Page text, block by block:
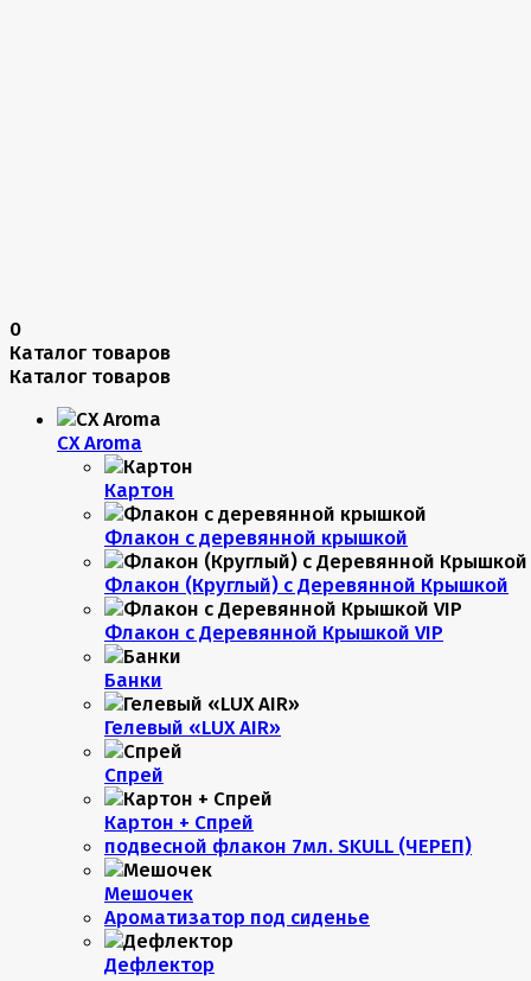
0
Каталог товаров
Каталог товаров
CX Aroma
Картон
Флакон с деревянной крышкой
Флакон (Круглый) с Деревянной Крышкой
Флакон с Деревянной Крышкой VIP
Банки
Гелевый «LUX AIR»
Спрей
Картон + Спрей
подвесной флакон 7мл. SKULL (ЧЕРЕП)
Мешочек
Ароматизатор под сиденье
Дефлектор